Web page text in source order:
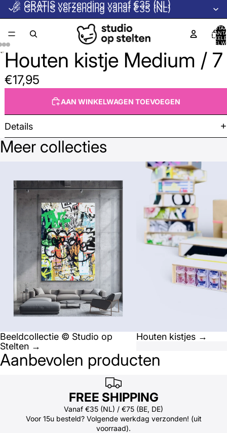
🎉 GRATIS verzending vanaf €35 (NL)
🎉 GRATIS verzending vanaf €35 (NL)
Houten kistje Medium / 7
€17,95
AAN WINKELWAGEN TOEVOEGEN
Details
Meer collecties
Beeldcollectie © Studio op
Stelten →
Houten kistjes →
Houten kistjes →
Aanbevolen producten
FREE SHIPPING
Vanaf €35 (NL) / €75 (BE, DE)
Voor 15u besteld? Volgende werkdag verzonden! (uit
voorraad).